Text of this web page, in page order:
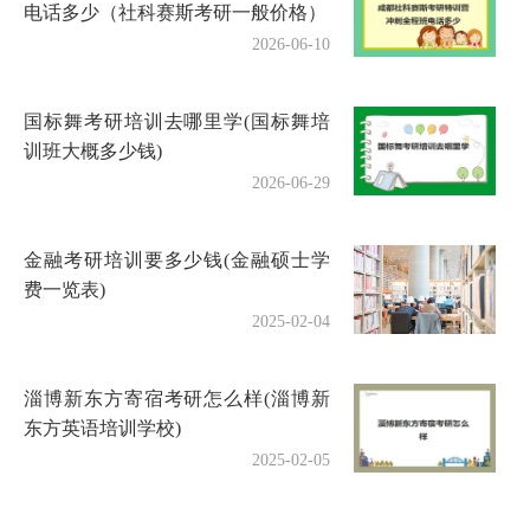
电话多少（社科赛斯考研一般价格）
2026-06-10
国标舞考研培训去哪里学(国标舞培
训班大概多少钱)
2026-06-29
金融考研培训要多少钱(金融硕士学
费一览表)
2025-02-04
淄博新东方寄宿考研怎么样(淄博新
东方英语培训学校)
2025-02-05